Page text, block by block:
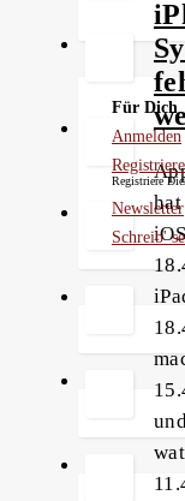
hat
iOS
Für Dich
Anmelden
Registriere
Newsletter
Schreib'